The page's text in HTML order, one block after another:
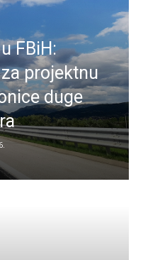
FBiH:
projektnu
duge